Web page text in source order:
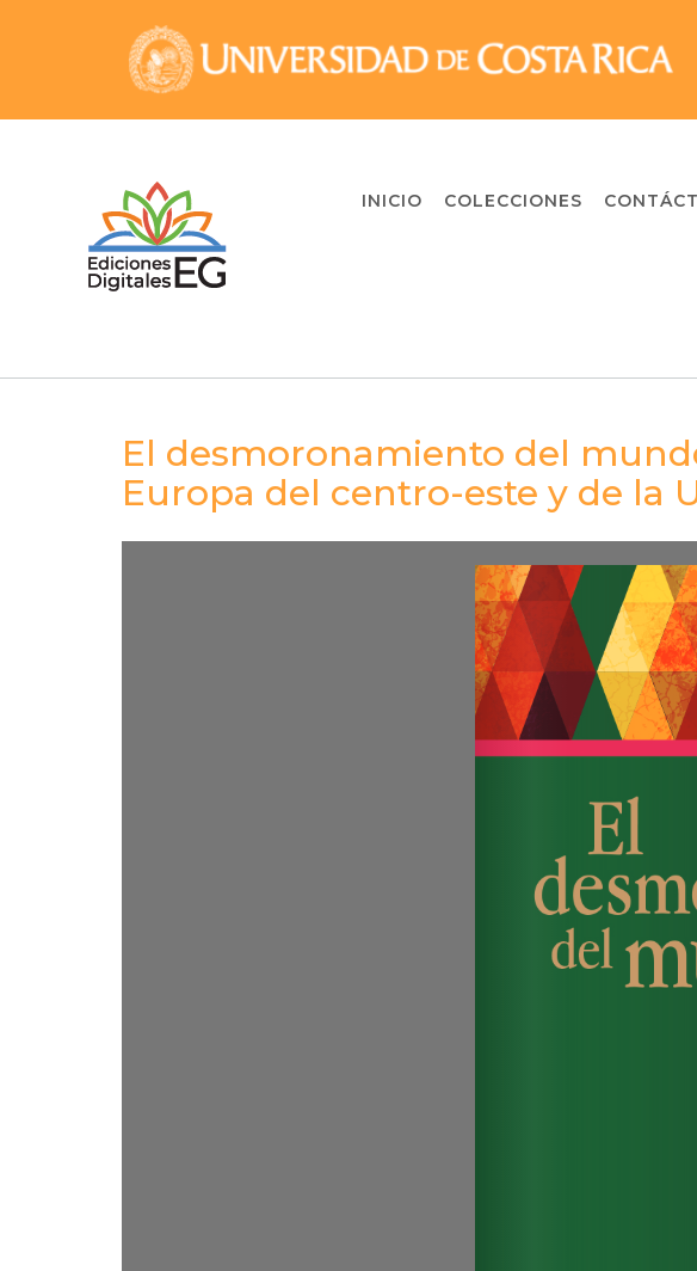
INICIO
COLECCIONES
El desmoronamiento del
Europa del centro-este y de la